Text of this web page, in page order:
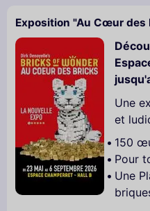
Exposition "Au Cœur des
Une
et
150
Pour
Une